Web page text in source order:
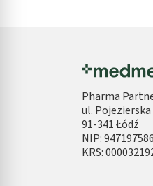
Pharma
ul. Pojezierska
91-341 Łódź
NIP:
KRS: